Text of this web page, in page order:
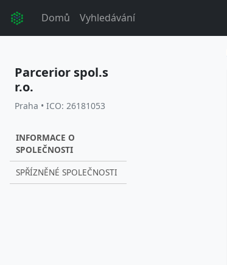
Domů Vyhledávání
Parcerior spol.s
r.o.
Praha • ICO: 26181053
INFORMACE O
SPOLEČNOSTI
SPŘÍZNĚNÉ SPOLEČNOSTI